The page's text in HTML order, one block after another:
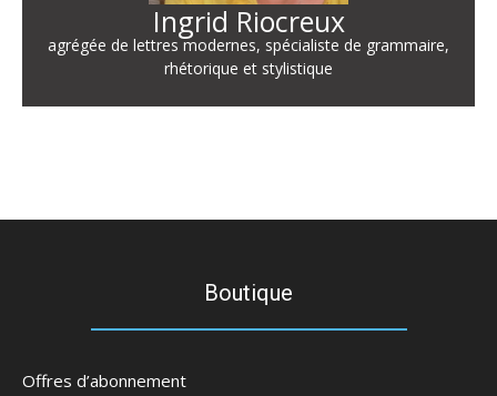
Ingrid Riocreux
agrégée de lettres modernes, spécialiste de grammaire,
rhétorique et stylistique
Boutique
Offres d’abonnement